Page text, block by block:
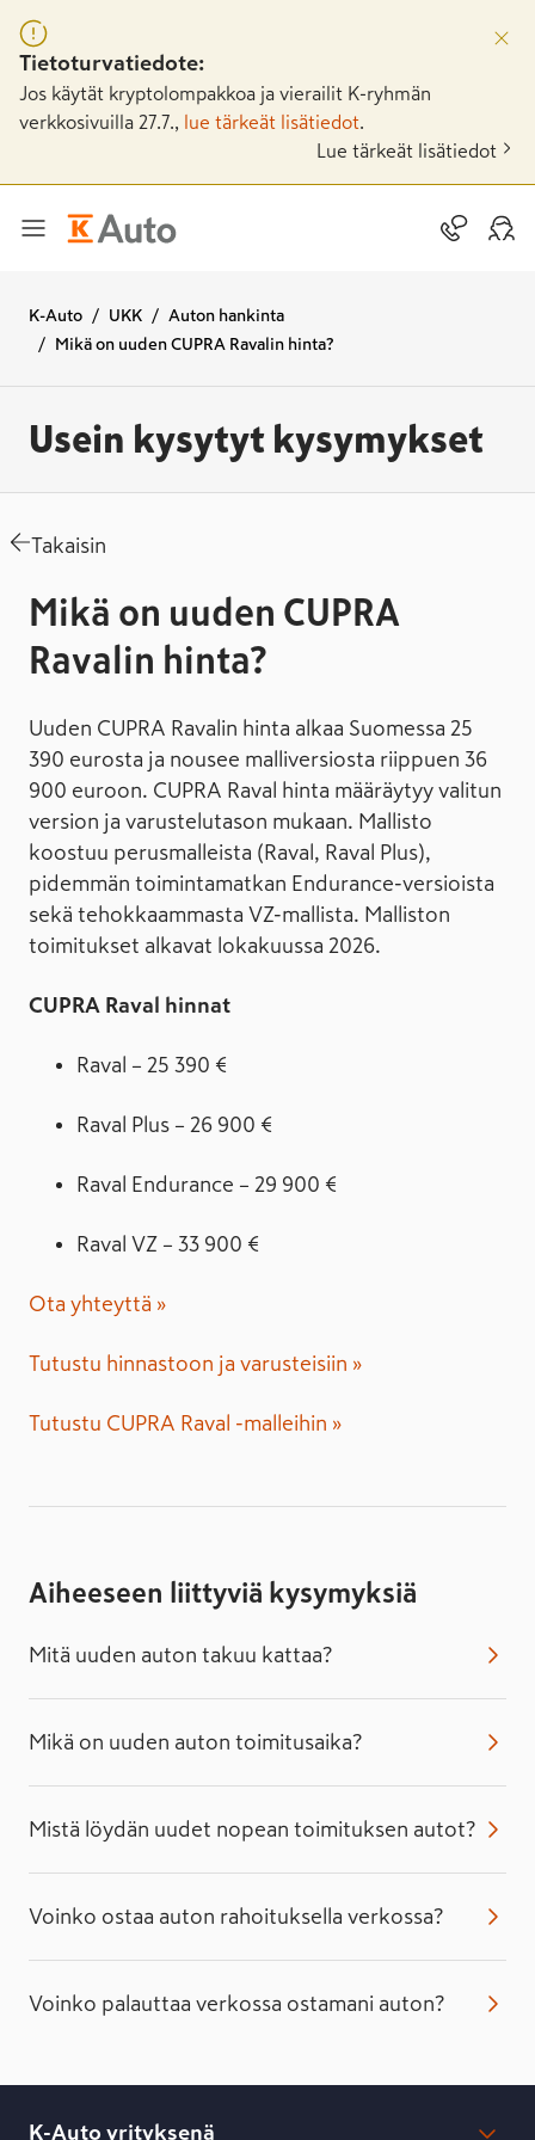
Tietoturvatiedote:
Jos käytät kryptolompakkoa ja vierailit K-ryhmän
verkkosivuilla 27.7.,
lue tärkeät lisätiedot
Lue tärkeät lisätiedot
K-Auto UKK
Auton hankinta
Mikä on uuden CUPRA Ravalin hinta?
Usein kysytyt kysymykset
Takaisin
Mikä on uuden CUPRA
Ravalin hinta?
Uuden CUPRA Ravalin hinta alkaa Suomessa 25
390 eurosta ja nousee malliversiosta riippuen 36
900 euroon. CUPRA Raval hinta määräytyy valitun
version ja varustelu­tason mukaan. Mallisto
koostuu perus­malleista (Raval, Raval Plus),
pidemmän toiminta­matkan Endurance-versioista
sekä tehokkaammasta VZ-mallista. Malliston
toimitukset alkavat lokakuussa 2026.
CUPRA Raval hinnat
Raval – 25 390 €
Raval Plus – 26 900 €
Raval Endurance – 29 900 €
Raval VZ – 33 900 €
Ota yhteyttä »
Tutustu hinnastoon ja varusteisiin »
Tutustu CUPRA Raval -malleihin »
Aiheeseen liittyviä kysymyksiä
Mitä uuden auton takuu kattaa?
Mikä on uuden auton toimitusaika?
Mistä löydän uudet nopean toimituksen autot?
Voinko ostaa auton rahoituksella verkossa?
Voinko palauttaa verkossa ostamani auton?
K-Auto yrityksenä